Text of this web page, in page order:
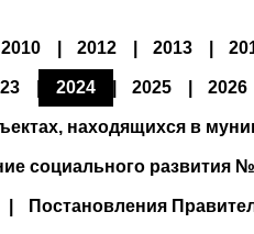
2010 2012 2013
2024 2025 2026
находящихся в
социального развития
Постановления